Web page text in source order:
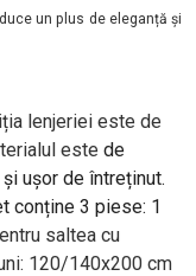
un plus de eleganță și
lenjeriei este de
este de
ușor de întreținut.
conține 3 piese: 1
saltea cu
120/140x200 cm